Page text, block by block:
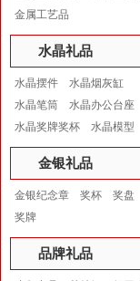
金属工艺品
水晶礼品
水晶摆件
水晶烟灰缸
水晶笔筒
水晶办公台座
水晶奖牌奖杯
水晶模型
金银礼品
金银纪念章 奖杯
奖盘
奖牌
品牌礼品